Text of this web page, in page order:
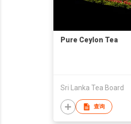
Pure Ceylon Tea
Sri Lanka Tea Board
查询